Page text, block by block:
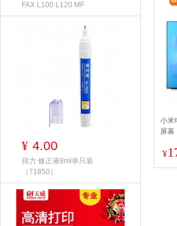
FAX L100 L120 MF
¥ 4.00
得力 修正液8ml单只装
（71850）
小米
屏幕
¥